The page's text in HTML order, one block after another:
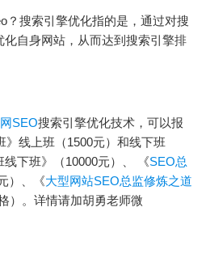
？ 搜索引擎优化指的是，通过对搜
自身网站，从而达到搜索引擎排
SEO搜索引擎优化技术，可以报
》线上班（1500元）和线下班
线下班》（10000元）、 《SEO总
）、《大型网站SEO总监修炼之道
）。详情请加胡勇老师微